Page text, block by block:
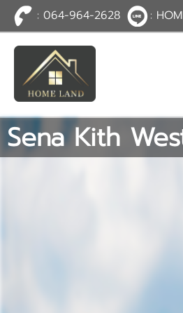
TH
ระบบ
หรือ
สมัคร
สมาชิก
หน้าหลัก ทรัพย์สิน
บริ
: 064-964-2628 :
Sena Kith